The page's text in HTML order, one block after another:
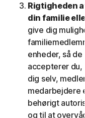
Rigtigheden
din familie
give dig
enheder, så de
accepterer du,
dig selv,
medarbejdere
behørigt
og til at